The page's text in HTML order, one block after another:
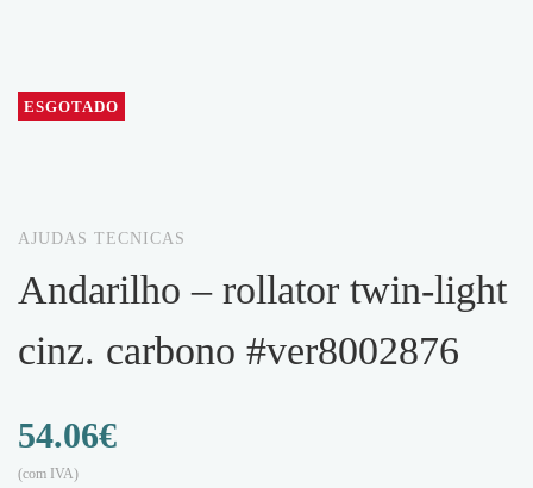
ESGOTADO
AJUDAS TECNICAS
andarilho – rollator twin-light
cinz. carbono #ver8002876
54.06€
(com IVA)